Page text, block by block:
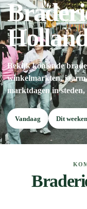
Bekijk komende
winkelmarkten,
marktdagen in
Vandaag Dit